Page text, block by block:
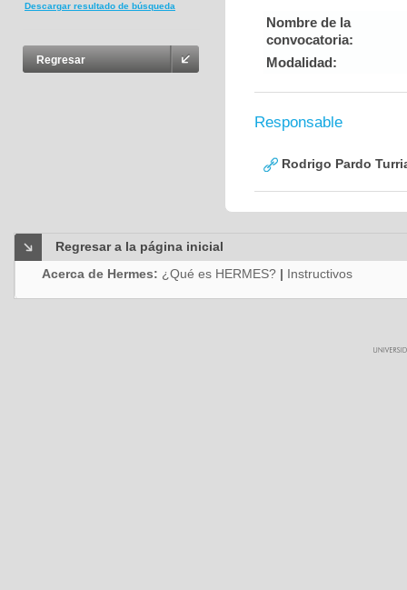
Descargar resultado de búsqueda
Regresar
Nombre de la
convocatoria:
Modalidad:
Responsable
Rodrigo Pardo
Regresar a la página inicial
Acerca de Hermes: ¿Qué es HERMES? | Instructivos